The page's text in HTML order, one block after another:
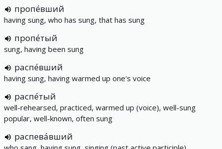
пропе́вший
having sung, who has sung, that has sung
пропе́тый
sung, having been sung
распе́вший
having sung, having warmed up one's voice
распе́тый
well-rehearsed, practiced, warmed up (voice), well-sung
popular, well-known, often sung
распева́вший